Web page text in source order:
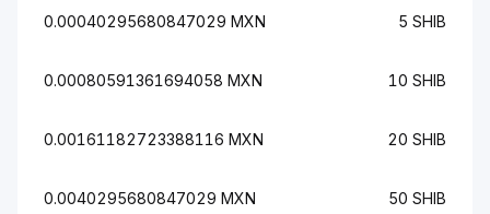
0.00040295680847029 MXN 5 SHIB
0.00080591361694058 MXN 10 SHIB
0.00161182723388116 MXN 20 SHIB
0.0040295680847029 MXN 50 SHIB